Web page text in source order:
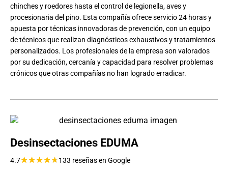
chinches y roedores hasta el control de legionella, aves y
procesionaria del pino. Esta compañía ofrece servicio 24 horas y
apuesta por técnicas innovadoras de prevención, con un equipo
de técnicos que realizan diagnósticos exhaustivos y tratamientos
personalizados. Los profesionales de la empresa son valorados
por su dedicación, cercanía y capacidad para resolver problemas
crónicos que otras compañías no han logrado erradicar.
Desinsectaciones EDUMA
4.7★★★★★ 133 reseñas en Google